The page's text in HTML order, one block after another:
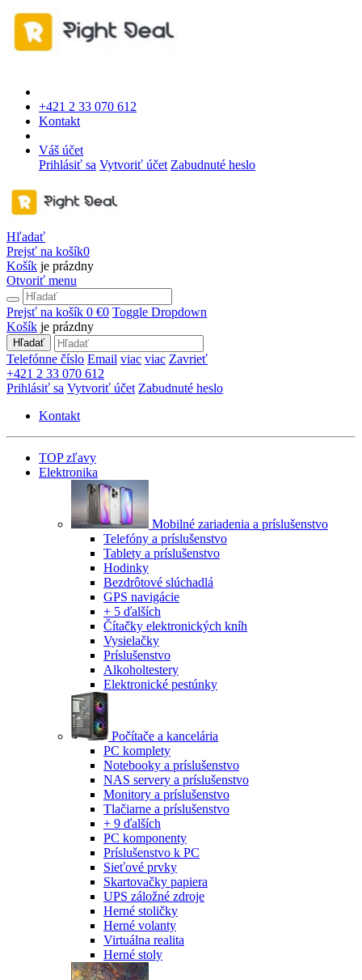
+421 2 33 070 612
Kontakt
Váš účet
Prihlásiť sa Vytvoriť účet Zabudnuté heslo
Hľadať
Prejsť na košík0
Košík je prázdny
Otvoriť menu
Prejsť na košík 0 €0 Toggle Dropdown
Košík je prázdny
Hľadať
Telefónne číslo Email viac viac Zavrieť
+421 2 33 070 612
Prihlásiť sa Vytvoriť účet Zabudnuté heslo
Kontakt
TOP zľavy
Elektronika
Mobilné zariadenia a príslušenstvo
Telefóny a príslušenstvo
Tablety a príslušenstvo
Hodinky
Bezdrôtové slúchadlá
GPS navigácie
+ 5 ďalších
Čítačky elektronických kníh
Vysielačky
Príslušenstvo
Alkoholtestery
Elektronické pestúnky
Počítače a kancelária
PC komplety
Notebooky a príslušenstvo
NAS servery a príslušenstvo
Monitory a príslušenstvo
Tlačiarne a príslušenstvo
+ 9 ďalších
PC komponenty
Príslušenstvo k PC
Sieťové prvky
Skartovačky papiera
UPS záložné zdroje
Herné stoličky
Herné volanty
Virtuálna realita
Herné stoly